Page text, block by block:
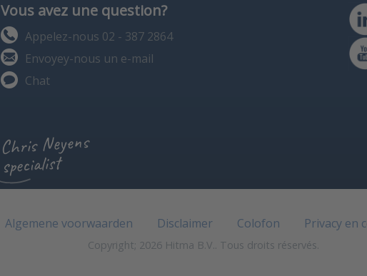
Vous avez une question?
Appelez-nous 02 - 387 2864
Envoyey-nous un e-mail
Chat
Chris Neyens
specialist
Algemene voorwaarden Disclaimer Colofon Privacy en
Copyright; 2026 Hitma B.V.. Tous droits réservés.